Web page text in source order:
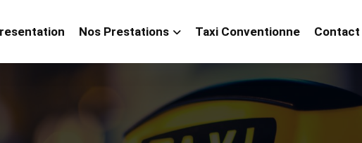
Nos Prestations Taxi Conventionne Contact